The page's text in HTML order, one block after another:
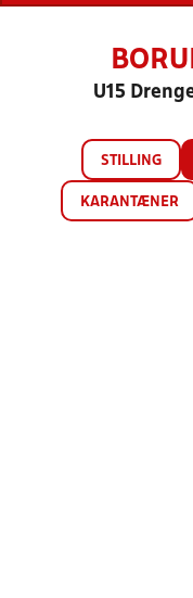
U15
STILLING
KARANTÆNER